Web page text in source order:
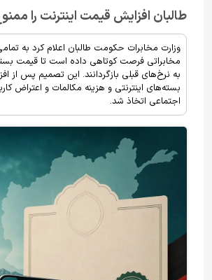
طالبان افزایش قیمت اینترنت را
وزارت مخابرات حکومت طالبان اعلام کرد به
مخابراتی فرصت کوتاهی داده است تا قیمت
به نرخ‌های قبلی بازگردانند. این تصمیم پس از
بسته‌های اینترنتی و هزینه مکالمات و اعتراض
اجتماعی اتخاذ شد.